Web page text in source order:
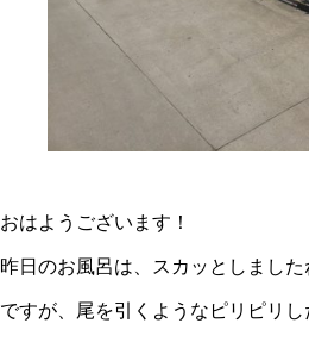
おはようございます！
昨日のお風呂は、スカッとしました
ですが、尾を引くようなピリピリ